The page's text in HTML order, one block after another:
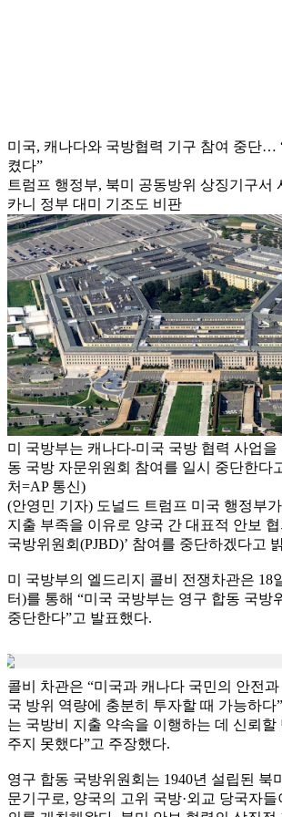
미국, 캐나다와 국방협력 기구 참여 중단…
켰다”
트럼프 행정부, 북미 공동방위 상징기구
카니 정부 대미 기조도 비판
미 국방부는 캐나다-미국 국방 협력 사업
동 국방 자문위원회 참여를 일시 중단한다
처=AP 통신)
(안영민 기자) 도널드 트럼프 미국 행정부
지출 부족을 이유로 양국 간 대표적 안보
국방위원회(PJBD)’ 참여를 중단하겠다고
미 국방부의 엘드리지 콜비 전쟁차관은 18
터)를 통해 “미국 국방부는 영구 합동 국방
중단한다”고 발표했다.
콜비 차관은 “미국과 캐나다 국민의 안전
국 방위 역량에 충분히 투자할 때 가능하다
는 국방비 지출 약속을 이행하는 데 신뢰할
주지 못했다”고 주장했다.
영구 합동 국방위원회는 1940년 설립된 북
문기구로, 양국의 고위 국방·외교 당국자들